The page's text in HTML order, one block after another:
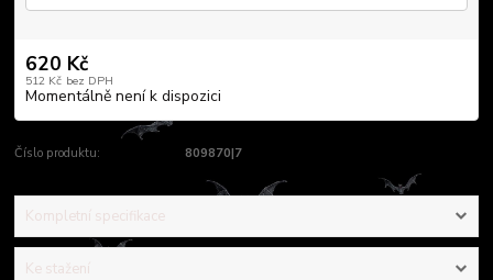
620 Kč
512 Kč bez DPH
Momentálně není k dispozici
Číslo produktu: 809870|7
Kompletní specifikace
Ke stažení